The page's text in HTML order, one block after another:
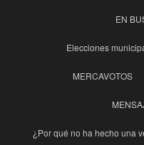
EN
Elecciones
MERCAVOTOS
¿Por qué no ha hecho una